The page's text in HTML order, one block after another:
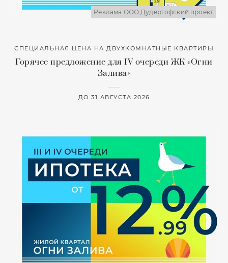
Реклама ООО Дудергофский проект
СПЕЦИАЛЬНАЯ ЦЕНА НА ДВУХКОМНАТНЫЕ КВАРТИРЫ
Горячее предложение для IV очереди ЖК «Огни
Залива»
ДО 31 АВГУСТА 2026